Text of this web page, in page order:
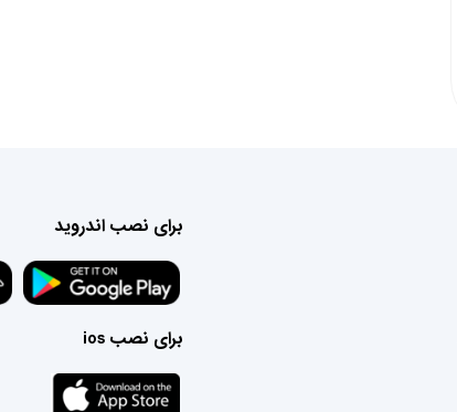
برای نصب اندروید
برای نصب ios